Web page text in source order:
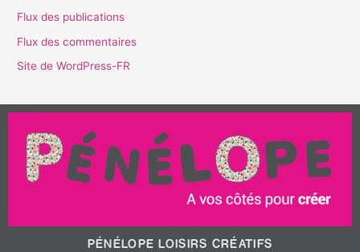
Flux des publications
Flux des commentaires
Site de WordPress-FR
PÉNÉLOPE LOISIRS CRÉATIFS